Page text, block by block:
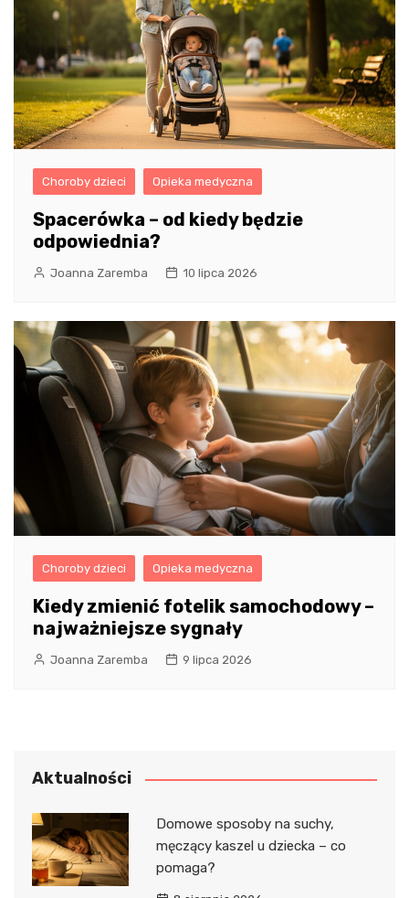
Choroby dzieci Opieka medyczna
Spacerówka – od kiedy będzie
odpowiednia?
Joanna Zaremba 10 lipca 2026
Choroby dzieci Opieka medyczna
Kiedy zmienić fotelik samochodowy –
najważniejsze sygnały
Joanna Zaremba 9 lipca 2026
Aktualności
Domowe sposoby na suchy,
męczący kaszel u dziecka – co
pomaga?